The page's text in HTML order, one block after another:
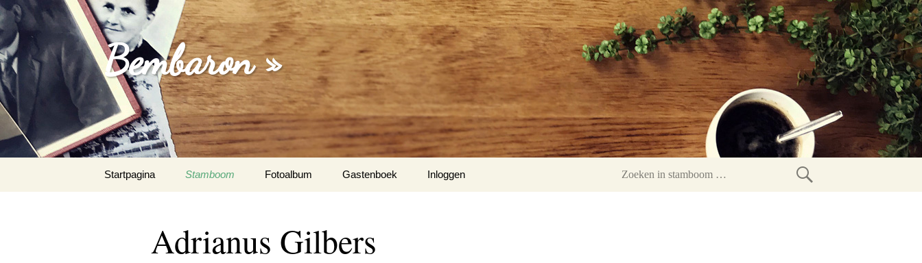
Bembaron »
naar
Startpagina Stamboom Fotoalbum Gastenboek
Inloggen
Zoeken
Adrianus Gilbers